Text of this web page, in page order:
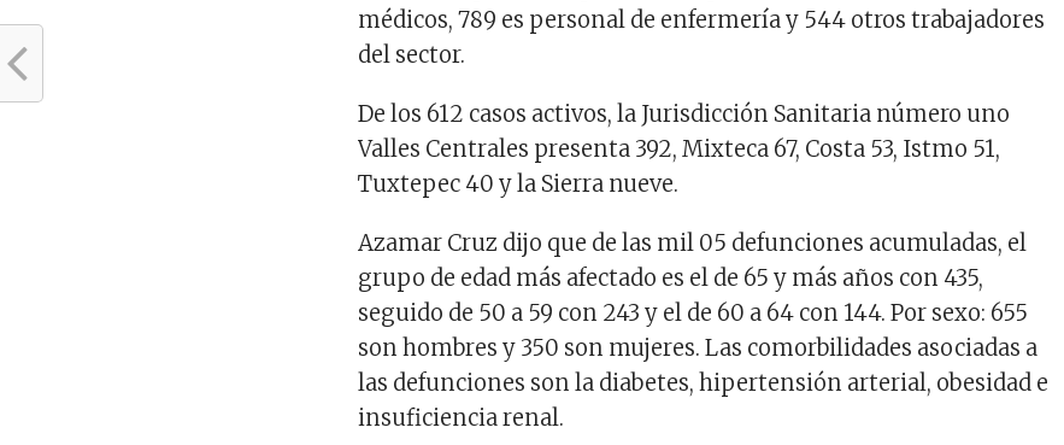
médicos, 789 es personal de enfermería y 544 otros trabajadores
del sector.
De los 612 casos activos, la Jurisdicción Sanitaria número uno
Valles Centrales presenta 392, Mixteca 67, Costa 53, Istmo 51,
Tuxtepec 40 y la Sierra nueve.
Azamar Cruz dijo que de las mil 05 defunciones acumuladas, el
grupo de edad más afectado es el de 65 y más años con 435,
seguido de 50 a 59 con 243 y el de 60 a 64 con 144. Por sexo: 655
son hombres y 350 son mujeres. Las comorbilidades asociadas a
las defunciones son la diabetes, hipertensión arterial, obesidad e
insuficiencia renal.